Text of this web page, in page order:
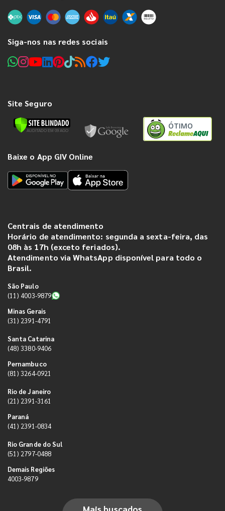
Siga-nos nas redes sociais
Site Seguro
ÓTIMO
Baixe o App GIV Online
Centrais de atendimento
Horário de atendimento: segunda a sexta-feira, das
08h às 17h (exceto feriados).
Atendimento via WhatsApp disponível para todo o
Brasil.
São Paulo
(11) 4003-9879
Minas Gerais
(31) 2391-4791
Santa Catarina
(48) 3380-9406
Pernambuco
(81) 3264-0921
Rio de Janeiro
(21) 2391-3161
Paraná
(41) 2391-0834
Rio Grande do Sul
(51) 2797-0488
Demais Regiões
4003-9879
Mais buscados